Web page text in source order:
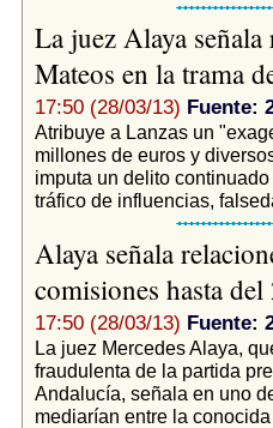
La juez Alaya
Mateos en la trama
17:50 (28/03/13) Fuente:
Atribuye a Lanzas un
millones de euros y
imputa un delito
tráfico de influencias,
Alaya señala
comisiones hasta
17:50 (28/03/13) Fuente:
La juez Mercedes Alaya,
fraudulenta de la partida
Andalucía, señala en uno
mediarían entre la